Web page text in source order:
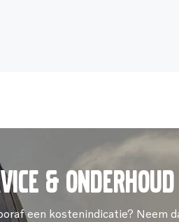
& onderhoud
een kostenindicatie? Neem